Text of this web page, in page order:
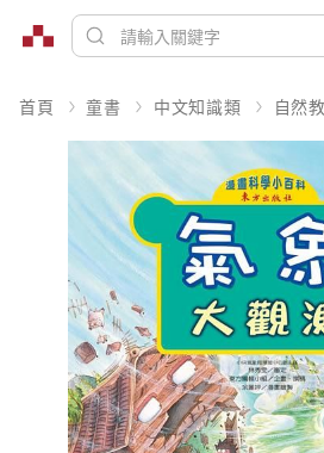
首頁 童書 中文知識類 自然